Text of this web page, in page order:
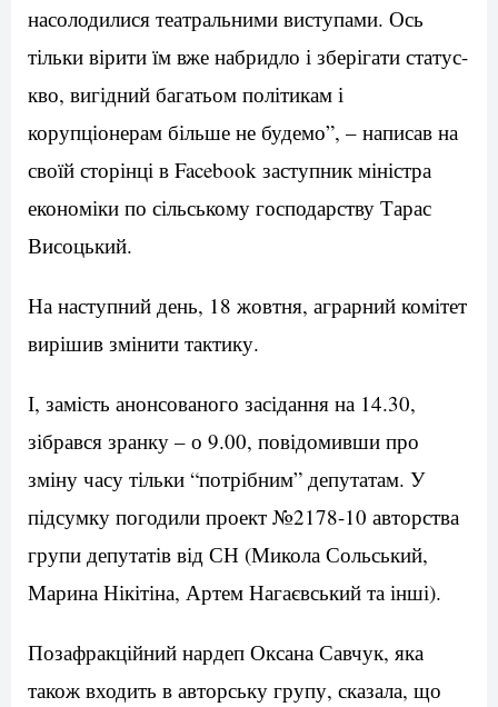
насолодилися театральними виступами. Ось
тільки вірити їм вже набридло і зберігати статус-
кво, вигідний багатьом політикам і
корупціонерам більше не будемо”, – написав на
своїй сторінці в Facebook заступник міністра
економіки по сільському господарству Тарас
Висоцький.
На наступний день, 18 жовтня, аграрний комітет
вирішив змінити тактику.
І, замість анонсованого засідання на 14.30,
зібрався зранку – о 9.00, повідомивши про
зміну часу тільки “потрібним” депутатам. У
підсумку погодили проект №2178-10 авторства
групи депутатів від СН (Микола Сольський,
Марина Нікітіна, Артем Нагаєвський та інші).
Позафракційний нардеп Оксана Савчук, яка
також входить в авторську групу, сказала, що